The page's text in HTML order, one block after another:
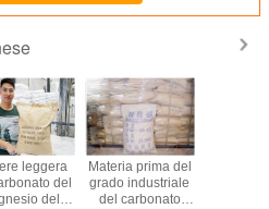
leggera
del
del
Materia prima del
grado industriale
del carbonato